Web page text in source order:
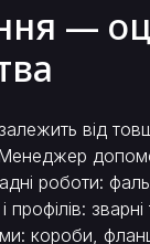
—
від
роботи:
короби,